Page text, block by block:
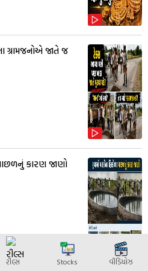
ગ્રામજનોએ જાતે જ
કારણ જાણો
રીલ્સ Stocks વીડિયોઝ